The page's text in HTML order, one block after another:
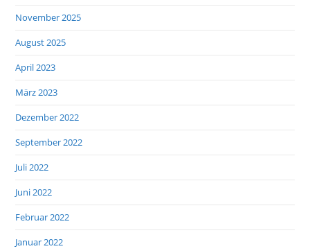
November 2025
August 2025
April 2023
März 2023
Dezember 2022
September 2022
Juli 2022
Juni 2022
Februar 2022
Januar 2022